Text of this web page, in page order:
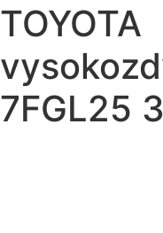
TOYOTA
7FGL25